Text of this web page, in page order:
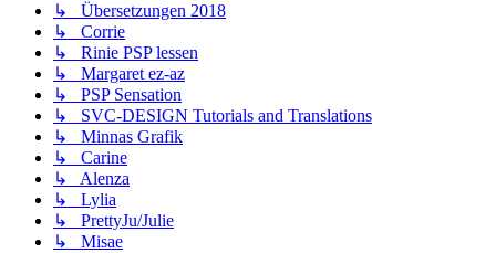
↳ Übersetzungen 2018
↳ Corrie
↳ Rinie PSP lessen
↳ Margaret ez-az
↳ PSP Sensation
↳ SVC-DESIGN Tutorials and Translations
↳ Minnas Grafik
↳ Carine
↳ Alenza
↳ Lylia
↳ PrettyJu/Julie
↳ Misae